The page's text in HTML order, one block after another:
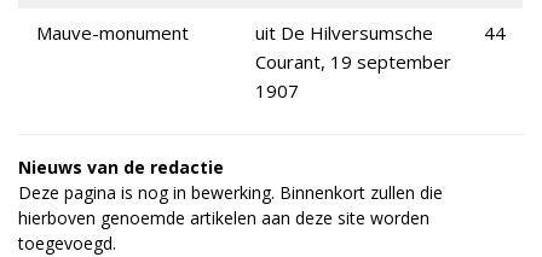
Mauve-monument
uit De Hilversumsche
Courant, 19 september
1907
44
Nieuws van de redactie
Deze pagina is nog in bewerking. Binnenkort zullen die
hierboven genoemde artikelen aan deze site worden
toegevoegd.